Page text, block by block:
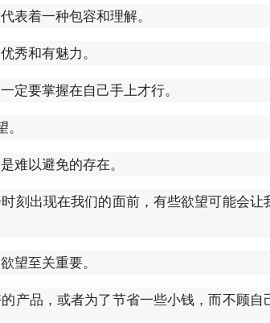
表着一种包容和理解。
秀和有魅力。
定要掌握在自己手上才行。
难以避免的存在。
刻出现在我们的面前，有些欲望可能会
望至关重要。
产品，或者为了节省一些小钱，而不顾